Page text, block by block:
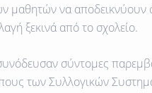
μαθητών να αποδεικνύουν
ξεκινά από το σχολείο.
σύντομες
των Συλλογικών